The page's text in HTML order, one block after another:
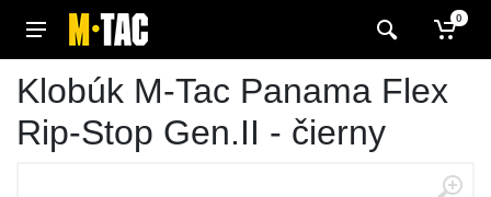
0
Klobúk M-Tac Panama Flex
Rip-Stop Gen.II - čierny